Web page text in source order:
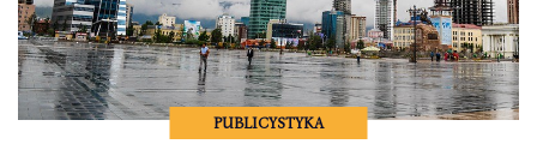
PUBLICYSTYKA